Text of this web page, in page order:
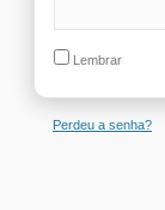
Lembrar
Perdeu a senha?